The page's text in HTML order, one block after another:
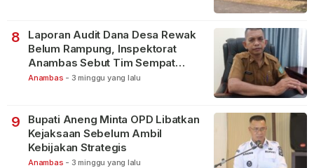
8
Laporan Audit Dana Desa Rewak
Belum Rampung, Inspektorat
Anambas Sebut Tim Sempat
Terbagi Tangani Kasus Lain
Anambas - 3 minggu yang lalu
9
Bupati Aneng Minta OPD Libatkan
Kejaksaan Sebelum Ambil
Kebijakan Strategis
Anambas - 3 minggu yang lalu